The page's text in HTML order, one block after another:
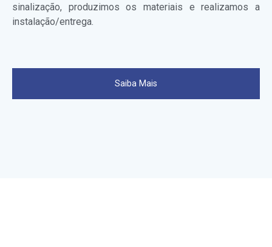
sinalização, produzimos os materiais e realizamos a
instalação/entrega.
Saiba Mais